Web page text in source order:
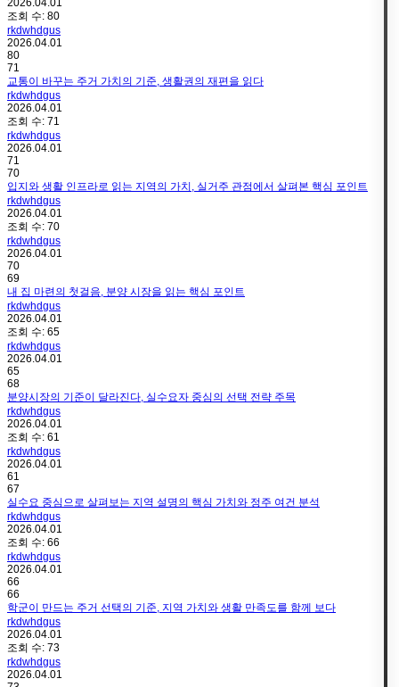
2026.04.01
조회 수: 80
rkdwhdgus
2026.04.01
80
71
교통이 바꾸는 주거 가치의 기준, 생활권의 재편을 읽다
rkdwhdgus
2026.04.01
조회 수: 71
rkdwhdgus
2026.04.01
71
70
입지와 생활 인프라로 읽는 지역의 가치, 실거주 관점에서 살펴본 핵심 포인트
rkdwhdgus
2026.04.01
조회 수: 70
rkdwhdgus
2026.04.01
70
69
내 집 마련의 첫걸음, 분양 시장을 읽는 핵심 포인트
rkdwhdgus
2026.04.01
조회 수: 65
rkdwhdgus
2026.04.01
65
68
분양시장의 기준이 달라진다, 실수요자 중심의 선택 전략 주목
rkdwhdgus
2026.04.01
조회 수: 61
rkdwhdgus
2026.04.01
61
67
실수요 중심으로 살펴보는 지역 설명의 핵심 가치와 정주 여건 분석
rkdwhdgus
2026.04.01
조회 수: 66
rkdwhdgus
2026.04.01
66
66
학군이 만드는 주거 선택의 기준, 지역 가치와 생활 만족도를 함께 보다
rkdwhdgus
2026.04.01
조회 수: 73
rkdwhdgus
2026.04.01